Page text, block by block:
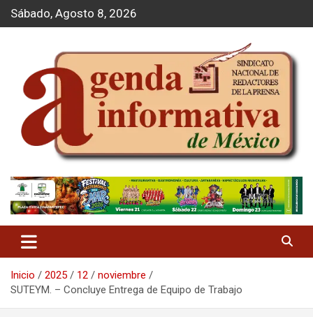
d
Sábado, Agosto 8, 2026
Agenda Informativa
Inicio 2025 12
noviembre
SUTEYM. – Concluye Entrega de Equipo de Trabajo